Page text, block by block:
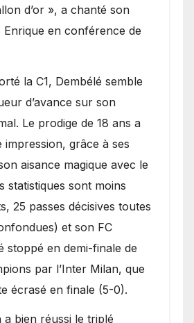
d’or », a chanté son
en conférence de
la C1, Dembélé semble
d’avance sur son
Le prodige de 18 ans a
grâce à ses
aisance magique avec le
statistiques sont moins
25 passes décisives toutes
et son FC
stoppé en demi-finale de
par l’Inter Milan, que
écrasé en finale (5-0).
a bien réussi le triplé